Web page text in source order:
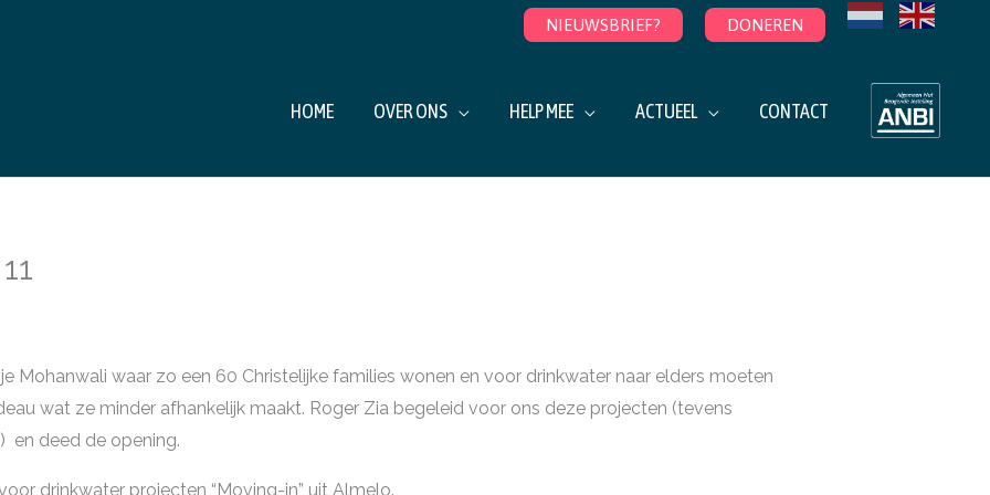
NIEUWSBRIEF? DONEREN
HOME OVER ONS HELP MEE ACTUEEL CONTACT
Mohanwali waar zo een 60 Christelijke families wonen en voor drinkwater naar elders moeten
wat ze minder afhankelijk maakt. Roger Zia begeleid voor ons deze projecten (tevens
en deed de opening.
drinkwater projecten “Moving-in” uit Almelo.